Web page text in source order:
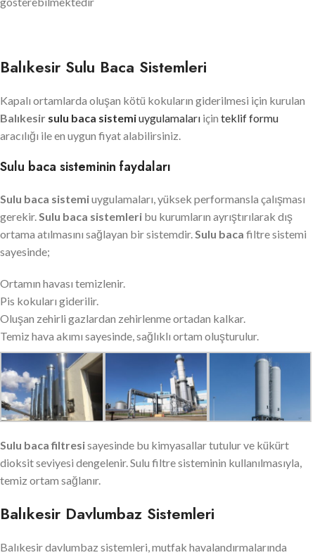
Balıkesir Sulu Baca Sistemleri
Kapalı ortamlarda oluşan kötü kokuların giderilmesi için kurulan
Balıkesir sulu baca sistemiuygulamaları için teklif formu
aracılığı ile en uygun fiyat alabilirsiniz.
Sulu baca sisteminin faydaları
Sulu baca sistemiuygulamaları, yüksek performansla çalışması
gerekir.Sulu baca sistemleri bu kurumların ayrıştırılarak dış
ortama atılmasını sağlayan bir sistemdir.Sulu baca filtre sistemi
sayesinde;
Ortamın havası temizlenir.
Pis kokuları giderilir.
Oluşan zehirli gazlardan zehirlenme ortadan kalkar.
Temiz hava akımı sayesinde, sağlıklı ortam oluşturulur.
Sulu baca filtresisayesinde bu kimyasallar tutulur ve kükürt
dioksit seviyesi dengelenir. Sulu filtre sisteminin kullanılmasıyla,
temiz ortam sağlanır.
Balıkesir Davlumbaz Sistemleri
Balıkesir davlumbaz sistemleri, mutfak havalandırmalarında